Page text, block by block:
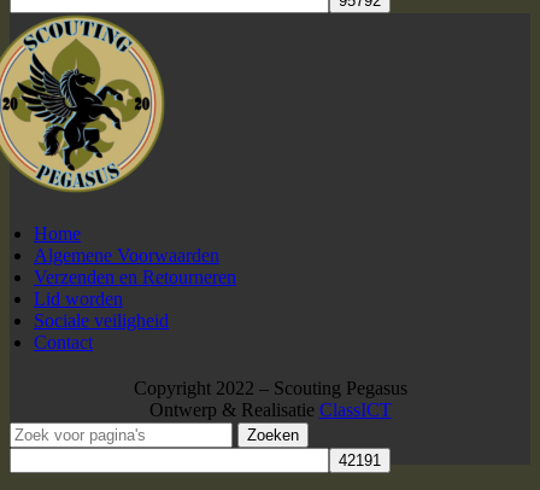
Home
Algemene Voorwaarden
Verzenden en Retourneren
Lid worden
Sociale veiligheid
Contact
Copyright 2022 – Scouting Pegasus
Ontwerp & Realisatie ClassICT
Zoeken